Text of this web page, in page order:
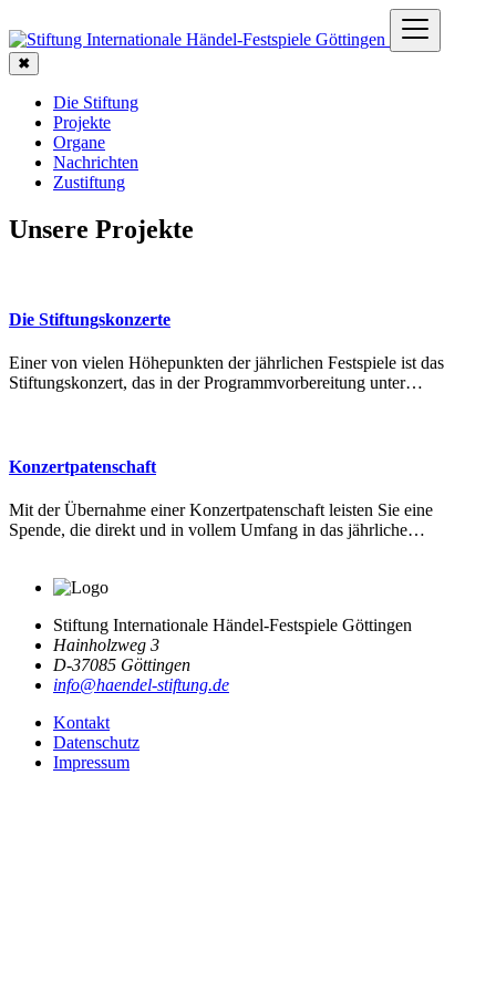
✖
Die Stiftung
Projekte
Organe
Nachrichten
Zustiftung
Unsere Projekte
Die Stiftungskonzerte
Einer von vielen Höhepunkten der jährlichen Festspiele ist das
Stiftungskonzert, das in der Programmvorbereitung unter…
Konzertpatenschaft
Mit der Übernahme einer Konzertpatenschaft leisten Sie eine
Spende, die direkt und in vollem Umfang in das jährliche…
Stiftung Internationale Händel-Festspiele Göttingen
Hainholzweg 3
D-37085 Göttingen
info@haendel-stiftung.de
Kontakt
Datenschutz
Impressum